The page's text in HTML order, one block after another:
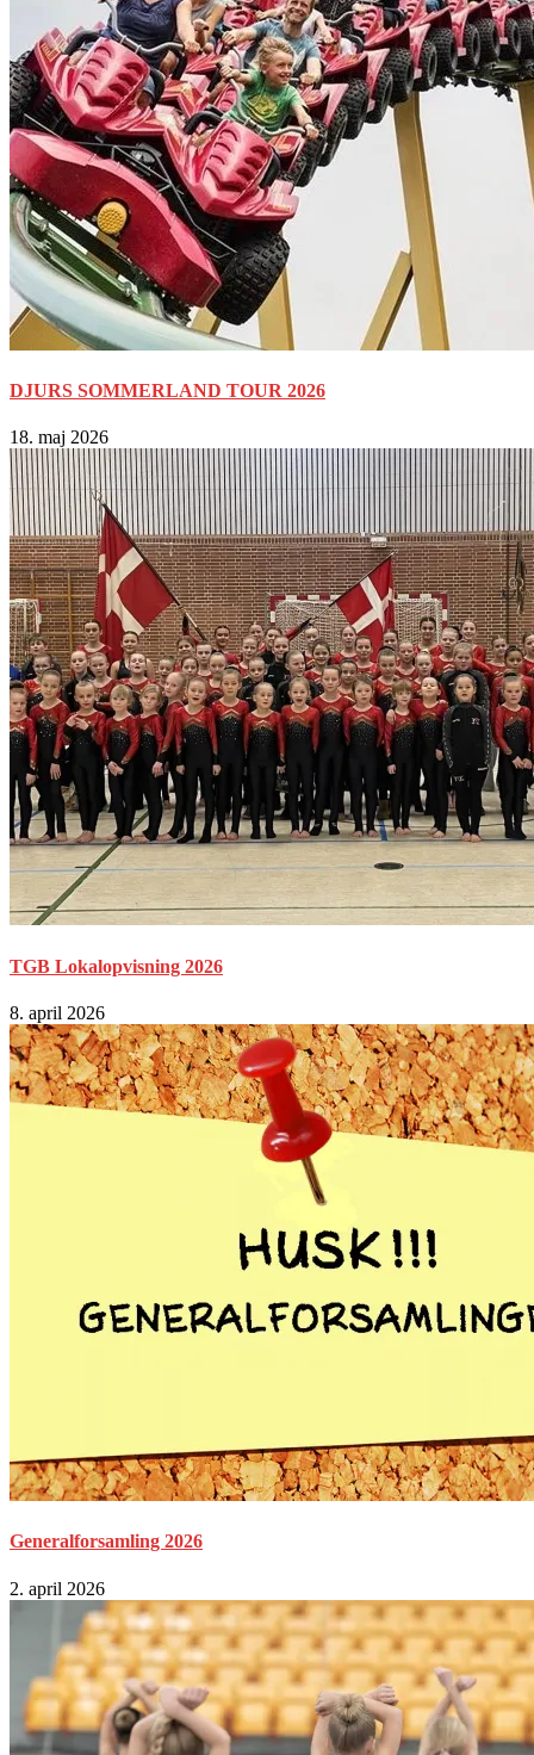
DJURS SOMMERLAND TOUR 2026
18. maj 2026
TGB Lokalopvisning 2026
8. april 2026
Generalforsamling 2026
2. april 2026